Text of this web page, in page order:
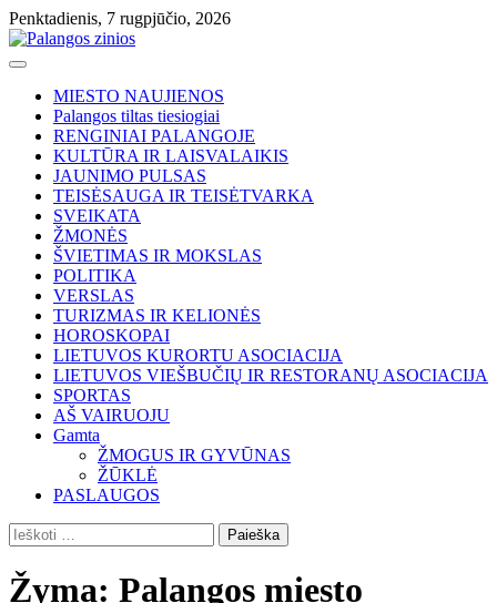
Skip
to
content
Penktadienis, 7 rugpjūčio, 2026
MIESTO NAUJIENOS
Palangos tiltas tiesiogiai
RENGINIAI PALANGOJE
KULTŪRA IR LAISVALAIKIS
JAUNIMO PULSAS
TEISĖSAUGA IR TEISĖTVARKA
SVEIKATA
ŽMONĖS
ŠVIETIMAS IR MOKSLAS
POLITIKA
VERSLAS
TURIZMAS IR KELIONĖS
HOROSKOPAI
LIETUVOS KURORTU ASOCIACIJA
LIETUVOS VIEŠBUČIŲ IR RESTORANŲ ASOCIACIJA
SPORTAS
AŠ VAIRUOJU
Gamta
ŽMOGUS IR GYVŪNAS
ŽŪKLĖ
PASLAUGOS
Ieškoti:
Žyma: Palangos miesto